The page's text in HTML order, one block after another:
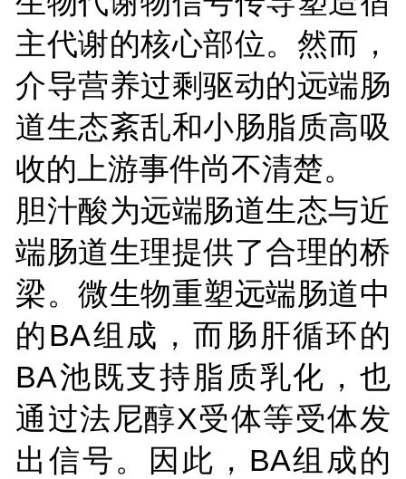
主代谢的核心部位。然而，
介导营养过剩驱动的远端肠
道生态紊乱和小肠脂质高吸
收的上游事件尚不清楚。
胆汁酸为远端肠道生态与近
端肠道生理提供了合理的桥
梁。微生物重塑远端肠道中
的BA组成，而肠肝循环的
BA池既支持脂质乳化，也
通过法尼醇X受体等受体发
出信号。因此，BA组成的